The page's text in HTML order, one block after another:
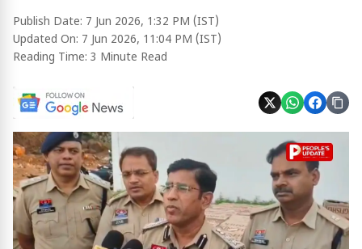
Publish Date: 7 Jun 2026, 1:32 PM (IST)
Updated On: 7 Jun 2026, 11:04 PM (IST)
Reading Time: 3 Minute Read